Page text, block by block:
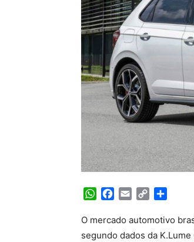
WhatsApp
Facebook
Email Copy
O mercado automotivo
segundo dados da